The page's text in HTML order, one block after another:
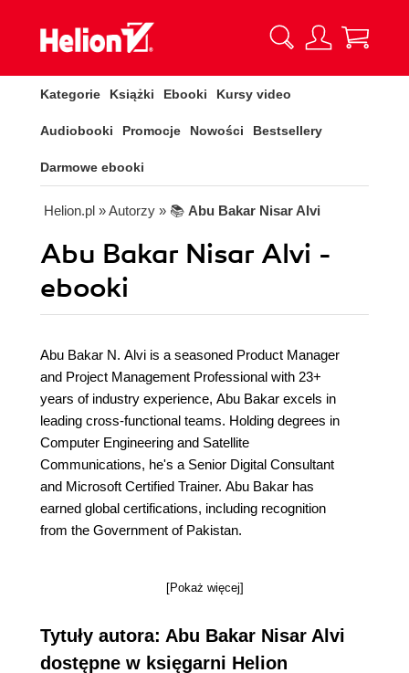
Kategorie Książki Ebooki Kursy video
Audiobooki Promocje Nowości Bestsellery
Darmowe ebooki
Helion.pl » Autorzy » 📚 Abu Bakar Nisar Alvi
Abu Bakar Nisar Alvi -
ebooki
Abu Bakar N. Alvi is a seasoned Product Manager
and Project Management Professional with 23+
years of industry experience, Abu Bakar excels in
leading cross-functional teams. Holding degrees in
Computer Engineering and Satellite
Communications, he's a Senior Digital Consultant
and Microsoft Certified Trainer. Abu Bakar has
earned global certifications, including recognition
from the Government of Pakistan.
[Pokaż więcej]
Tytuły autora: Abu Bakar Nisar Alvi
dostępne w księgarni Helion